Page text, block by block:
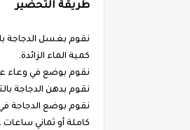
طريقة التحضير
نقوم بغسل الدجاجة
كمية الماء الزائدة.
نقوم بوضع في وعاء
نقوم بدهن الدجاجة
نقوم بوضع الدجاجة
كاملة أو ثماني